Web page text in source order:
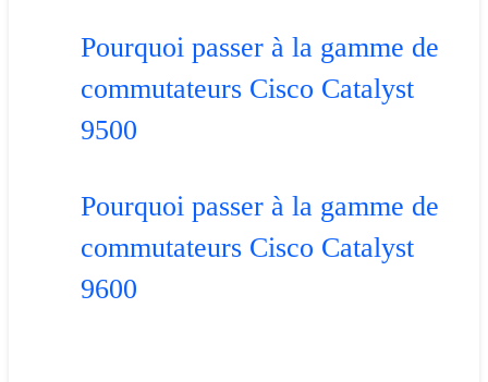
Pourquoi passer à la gamme de
commutateurs Cisco Catalyst
9500
Pourquoi passer à la gamme de
commutateurs Cisco Catalyst
9600